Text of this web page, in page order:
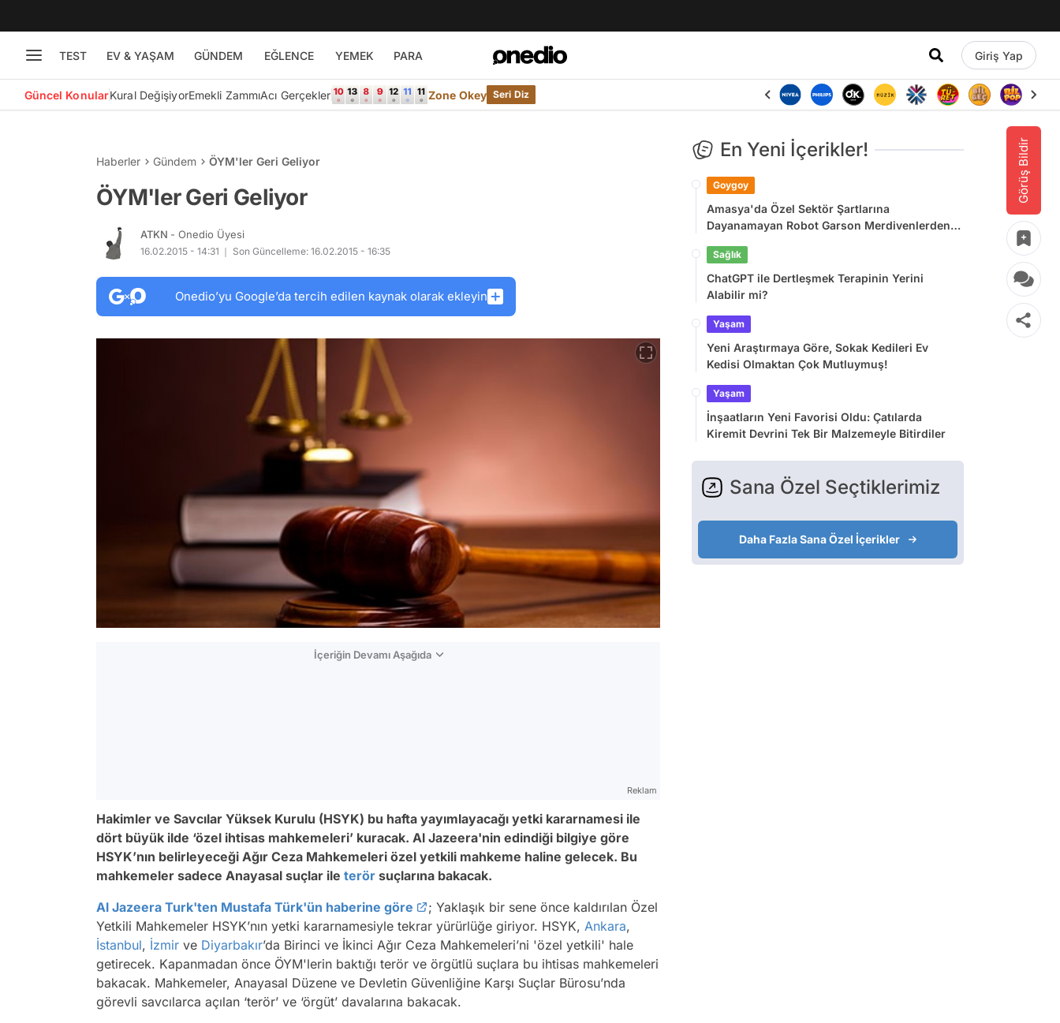
TEST EV & YAŞAM GÜNDEM EĞLENCE YEMEK PARA Giriş Yap
Güncel KonularKural DeğişiyorEmekli ZammıAcı Gerçekler Zone Okey Seri Diz
Görüş Bildir
Haberler Gündem ÖYM'ler Geri Geliyor
ÖYM'ler Geri Geliyor
ATKN - Onedio Üyesi
16.02.2015 - 14:31 Son Güncelleme: 16.02.2015 - 16:35
Onedio’yu Google’da tercih edilen kaynak olarak ekleyin
İçeriğin Devamı Aşağıda
Reklam
Hakimler ve Savcılar Yüksek Kurulu (HSYK) bu hafta yayımlayacağı yetki kararnamesi ile
dört büyük ilde ‘özel ihtisas mahkemeleri’ kuracak. Al Jazeera'nin edindiği bilgiye göre
HSYK’nın belirleyeceği Ağır Ceza Mahkemeleri özel yetkili mahkeme haline gelecek. Bu
mahkemeler sadece Anayasal suçlar ile terör suçlarına bakacak.
Al Jazeera Turk'ten Mustafa Türk'ün haberine göre
; Yaklaşık bir sene önce kaldırılan Özel
Yetkili Mahkemeler HSYK’nın yetki kararnamesiyle tekrar yürürlüğe giriyor. HSYK, Ankara,
İstanbul, İzmir ve Diyarbakır’da Birinci ve İkinci Ağır Ceza Mahkemeleri’ni 'özel yetkili' hale
getirecek. Kapanmadan önce ÖYM'lerin baktığı terör ve örgütlü suçlara bu ihtisas mahkemeleri
bakacak. Mahkemeler, Anayasal Düzene ve Devletin Güvenliğine Karşı Suçlar Bürosu’nda
görevli savcılarca açılan ‘terör’ ve ‘örgüt’ davalarına bakacak.
En Yeni İçerikler!
Goygoy
Amasya'da Özel Sektör Şartlarına
Dayanamayan Robot Garson Merdivenlerden
Sağlık
ChatGPT ile Dertleşmek Terapinin Yerini
Alabilir mi?
Yaşam
Yeni Araştırmaya Göre, Sokak Kedileri Ev
Kedisi Olmaktan Çok Mutluymuş!
Yaşam
İnşaatların Yeni Favorisi Oldu: Çatılarda
Kiremit Devrini Tek Bir Malzemeyle Bitirdiler
Sana Özel Seçtiklerimiz
Daha Fazla Sana Özel İçerikler